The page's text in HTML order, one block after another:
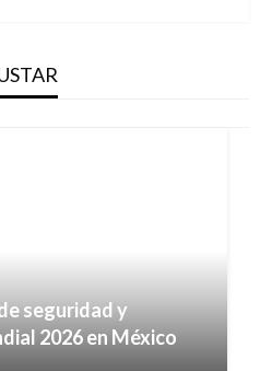
seguridad y
2026 en México